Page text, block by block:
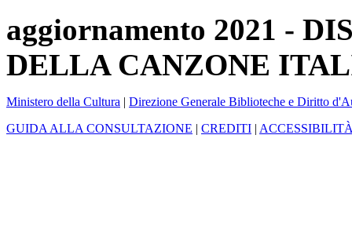
aggiornamento 2021 -
DELLA CANZONE
Ministero della Cultura | Direzione Generale Biblioteche e Diritto
GUIDA ALLA CONSULTAZIONE | CREDITI |